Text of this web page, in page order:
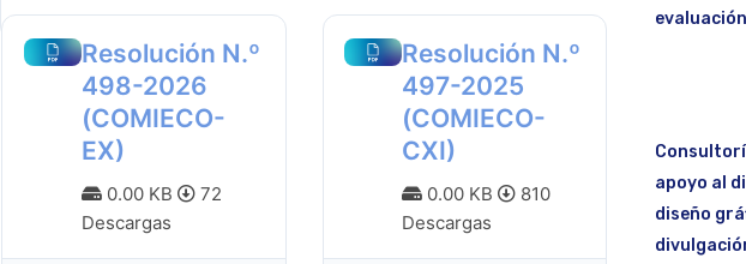
Resolución N.º
498-2026
(COMIECO-
EX)
0.00 KB
72
Descargas
Resolución N.º
497-2025
(COMIECO-
CXI)
0.00 KB
810
Descargas
evaluación
apoyo al
diseño